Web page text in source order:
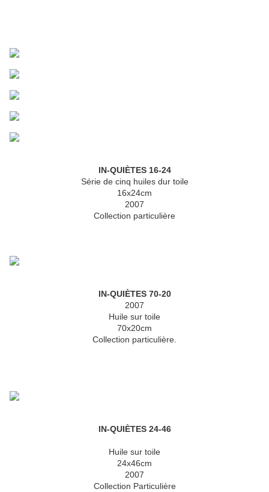
IN-QUIÈTES 16-24
Série de cinq huiles dur toile
16x24cm
2007
Collection particulière
IN-QUIÈTES 70-20
2007
Huile sur toile
70x20cm
Collection particulière.
IN-QUIÈTES 24-46
Huile sur toile
24x46cm
2007
Collection Particulière